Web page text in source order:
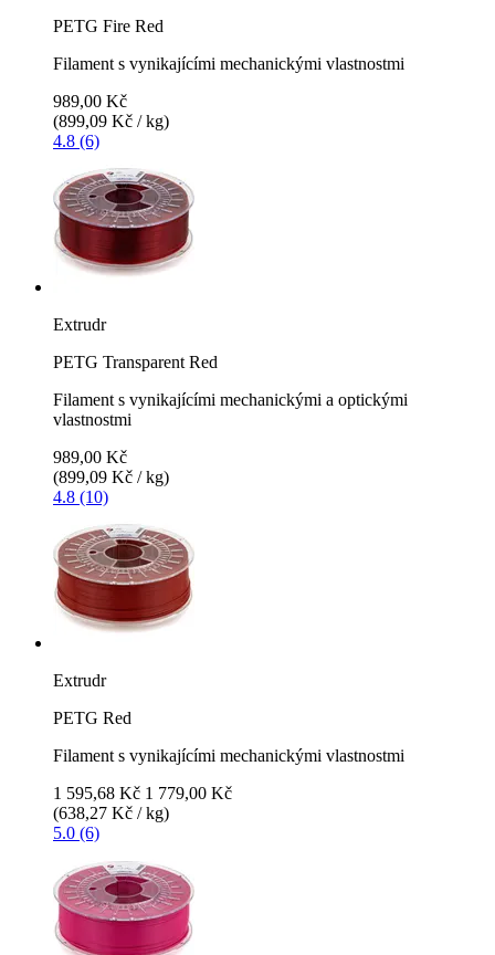
PETG Fire Red
Filament s vynikajícími mechanickými vlastnostmi
989,00 Kč
(899,09 Kč / kg)
4.8 (6)
Extrudr
PETG Transparent Red
Filament s vynikajícími mechanickými a optickými
vlastnostmi
989,00 Kč
(899,09 Kč / kg)
4.8 (10)
Extrudr
PETG Red
Filament s vynikajícími mechanickými vlastnostmi
1 595,68 Kč 1 779,00 Kč
(638,27 Kč / kg)
5.0 (6)